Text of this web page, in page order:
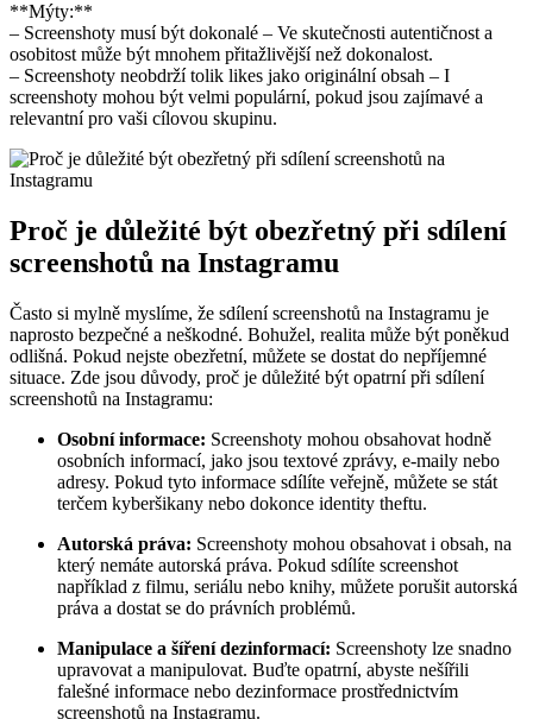
**Mýty:**
– Screenshoty musí být dokonalé – Ve skutečnosti autentičnost a
osobitost může být mnohem přitažlivější než dokonalost.
– Screenshoty neobdrží tolik likes jako originální obsah – I
screenshoty mohou být velmi populární, pokud jsou zajímavé a
relevantní pro vaši cílovou skupinu.
Proč je důležité být obezřetný při sdílení
screenshotů na Instagramu
Často si mylně myslíme, že sdílení screenshotů na Instagramu je
naprosto bezpečné a neškodné. Bohužel, realita může být poněkud
odlišná. Pokud nejste obezřetní, můžete se dostat do nepříjemné
situace. Zde jsou důvody, proč je důležité být opatrní při sdílení
screenshotů na Instagramu:
Osobní informace: Screenshoty mohou obsahovat hodně
osobních informací, jako jsou textové zprávy, e-maily nebo
adresy. Pokud tyto informace sdílíte veřejně, můžete se stát
terčem kyberšikany nebo dokonce identity theftu.
Autorská práva: Screenshoty mohou obsahovat i obsah, na
který nemáte autorská práva. Pokud sdílíte screenshot
například z filmu, seriálu nebo knihy, můžete porušit autorská
práva a dostat se do právních problémů.
Manipulace a šíření dezinformací: Screenshoty lze snadno
upravovat a manipulovat. Buďte opatrní, abyste nešířili
falešné informace nebo dezinformace prostřednictvím
screenshotů na Instagramu.